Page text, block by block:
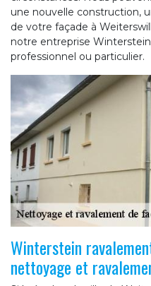
une nouvelle construction,
de votre façade à
notre entreprise
professionnel ou particulier.
Winterstein
nettoyage et